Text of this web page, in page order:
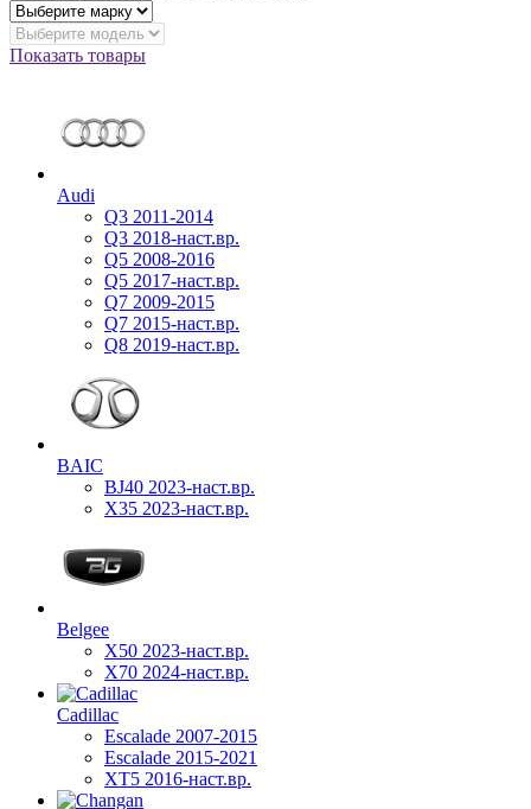
Показать товары
Audi
Q3 2011-2014
Q3 2018-наст.вр.
Q5 2008-2016
Q5 2017-наст.вр.
Q7 2009-2015
Q7 2015-наст.вр.
Q8 2019-наст.вр.
BAIC
BJ40 2023-наст.вр.
X35 2023-наст.вр.
Belgee
X50 2023-наст.вр.
X70 2024-наст.вр.
Cadillac
Escalade 2007-2015
Escalade 2015-2021
XT5 2016-наст.вр.